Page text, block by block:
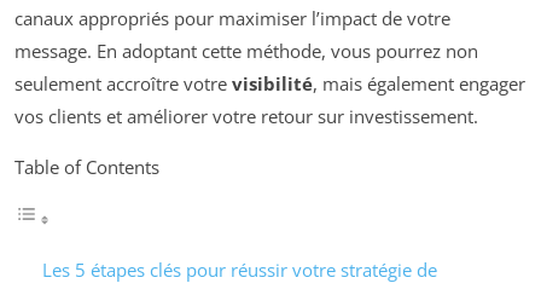
canaux appropriés pour maximiser l’impact de votre
message. En adoptant cette méthode, vous pourrez non
seulement accroître votre visibilité, mais également engager
vos clients et améliorer votre retour sur investissement.
Table of Contents
Les 5 étapes clés pour réussir votre stratégie de